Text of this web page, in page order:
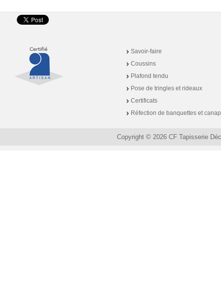
Savoir-faire
Coussins
Plafond tendu
Pose de tringles et rideaux
Certificats
Réfection de banquettes et
Copyright © 2026 CF Tapisserie